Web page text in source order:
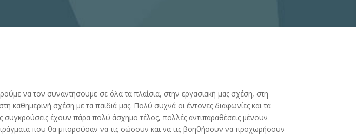
να τον συναντήσουμε σε όλα τα πλαίσια, στην εργασιακή μας σχέση, στη
καθημερινή σχέση με τα παιδιά μας. Πολύ συχνά οι έντονες διαφωνίες και τα
συγκρούσεις έχουν πάρα πολύ άσχημο τέλος, πολλές αντιπαραθέσεις μένουν
που θα μπορούσαν να τις σώσουν και να τις βοηθήσουν να προχωρήσουν